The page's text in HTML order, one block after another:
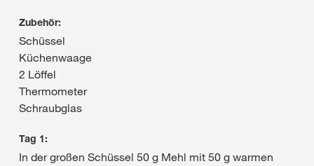
Zubehör:
Schüssel
Küchenwaage
2 Löffel
Thermometer
Schraubglas
Tag 1:
In der großen Schüssel 50 g Mehl mit 50 g warmen